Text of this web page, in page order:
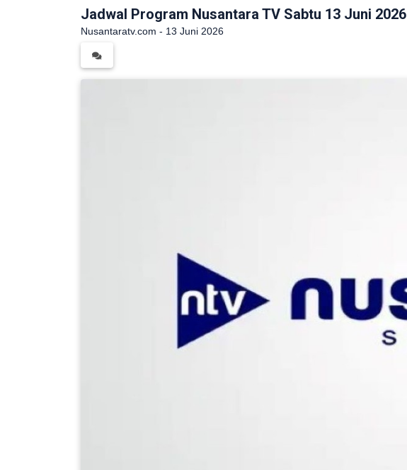
Jadwal Program Nusantara TV Sabtu 13 Juni 2026
Nusantaratv.com - 13 Juni 2026